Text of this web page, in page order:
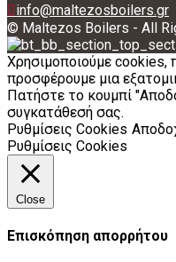
info@maltezosboilers.gr
© Maltezos Boilers - All
Χρησιμοποιούμε cookies,
προσφέρουμε μια
Πατήστε το κουμπί
συγκατάθεσή σας.
Ρυθμίσεις Cookies
Ρυθμίσεις Cookies
Close
Επισκόπηση απορρήτου